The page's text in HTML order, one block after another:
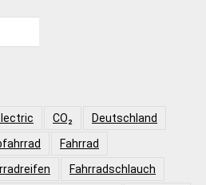
CO₂
Deutschland
Fahrrad
Fahrradschlauch